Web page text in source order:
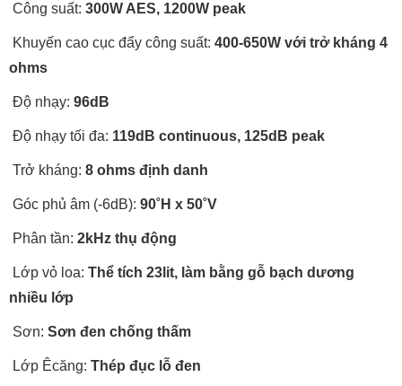
Công suất: 300W AES, 1200W peak
Khuyến cao cục đẩy công suất: 400-650W với trở kháng 4
ohms
Độ nhạy: 96dB
Độ nhạy tối đa: 119dB continuous, 125dB peak
Trở kháng: 8 ohms định danh
Góc phủ âm (-6dB): 90˚H x 50˚V
Phân tần: 2kHz thụ động
Lớp vỏ loa: Thể tích 23lit, làm bằng gỗ bạch dương
nhiều lớp
Sơn: Sơn đen chống thấm
Lớp Êcăng: Thép đục lỗ đen